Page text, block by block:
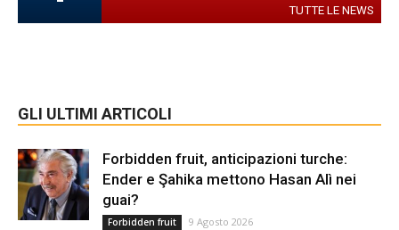
TUTTE LE NEWS
GLI ULTIMI ARTICOLI
Forbidden fruit, anticipazioni turche:
Ender e Şahika mettono Hasan Alì nei
guai?
Forbidden fruit 9 Agosto 2026